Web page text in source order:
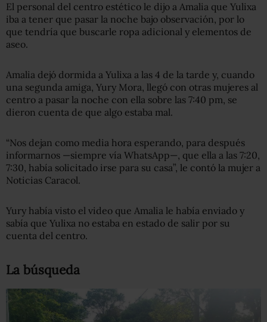
El personal del centro estético le dijo a Amalia que Yulixa
iba a tener que pasar la noche bajo observación, por lo
que tendría que buscarle ropa adicional y elementos de
aseo.
Amalia dejó dormida a Yulixa a las 4 de la tarde y, cuando
una segunda amiga, Yury Mora, llegó con otras mujeres al
centro a pasar la noche con ella sobre las 7:40 pm, se
dieron cuenta de que algo estaba mal.
“Nos dejan como media hora esperando, para después
informarnos —siempre vía WhatsApp—, que ella a las 7:20,
7:30, había solicitado irse para su casa”, le contó la mujer a
Noticias Caracol.
Yury había visto el video que Amalia le había enviado y
sabía que Yulixa no estaba en estado de salir por su
cuenta del centro.
La búsqueda